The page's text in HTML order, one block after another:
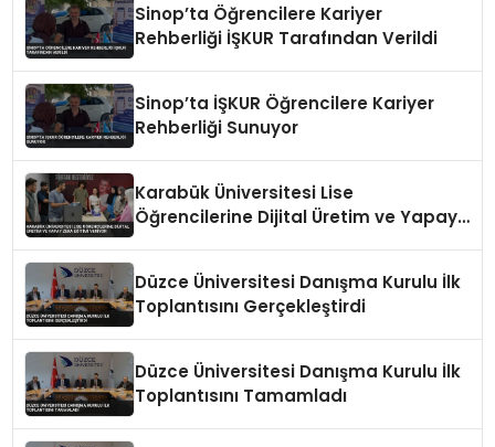
Sinop’ta Öğrencilere Kariyer
Rehberliği İŞKUR Tarafından Verildi
Sinop’ta İŞKUR Öğrencilere Kariyer
Rehberliği Sunuyor
Karabük Üniversitesi Lise
Öğrencilerine Dijital Üretim ve Yapay
Düzce Üniversitesi Danışma Kurulu İlk
Toplantısını Gerçekleştirdi
Düzce Üniversitesi Danışma Kurulu İlk
Toplantısını Tamamladı